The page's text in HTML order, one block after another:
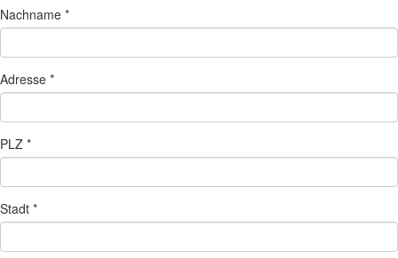
Nachname *
Adresse *
PLZ *
Stadt *